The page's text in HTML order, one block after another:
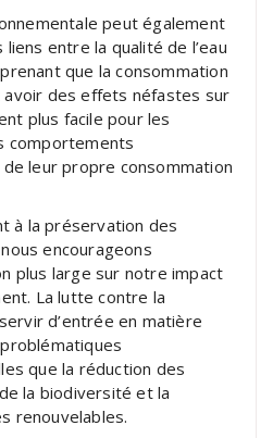
peut également
entre la qualité de l’eau
que la consommation
avoir des effets néfastes sur
plus facile pour les
comportements
leur propre consommation
à la préservation des
encourageons
plus large sur notre impact
La lutte contre la
d’entrée en matière
que la réduction des
la biodiversité et la
renouvelables.